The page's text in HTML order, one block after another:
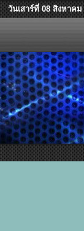
วันเสาร์ที่ 08 สิงหาค